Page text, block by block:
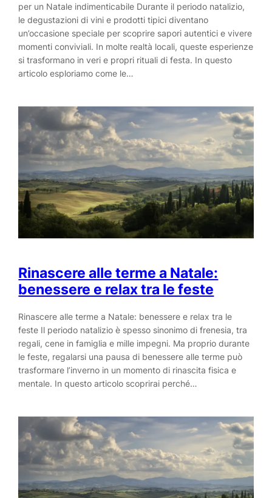
per un Natale indimenticabile Durante il periodo natalizio,
le degustazioni di vini e prodotti tipici diventano
un’occasione speciale per scoprire sapori autentici e vivere
momenti conviviali. In molte realtà locali, queste esperienze
si trasformano in veri e propri rituali di festa. In questo
articolo esploriamo come le…
Rinascere alle terme a Natale:
benessere e relax tra le feste
Rinascere alle terme a Natale: benessere e relax tra le
feste Il periodo natalizio è spesso sinonimo di frenesia, tra
regali, cene in famiglia e mille impegni. Ma proprio durante
le feste, regalarsi una pausa di benessere alle terme può
trasformare l’inverno in un momento di rinascita fisica e
mentale. In questo articolo scoprirai perché…